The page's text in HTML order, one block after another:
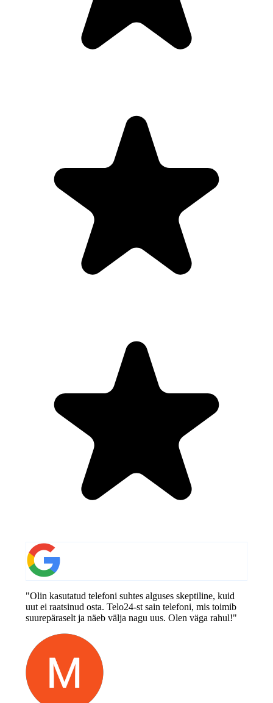
"Olin kasutatud telefoni suhtes alguses skeptiline, kuid
uut ei raatsinud osta. Telo24-st sain telefoni, mis toimib
suurepäraselt ja näeb välja nagu uus. Olen väga rahul!"